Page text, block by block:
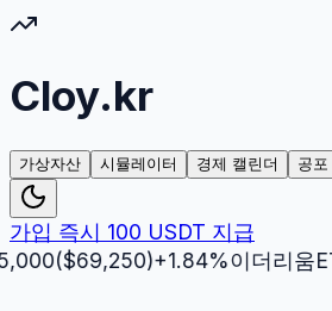
Cloy.kr
가상자산 시뮬레이터 경제 캘린더 공
가입 즉시 100 USDT 지급
($69,250)+1.84%이더리움ETH/